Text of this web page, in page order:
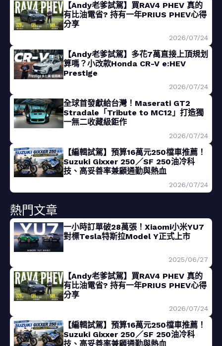
【Andy老爹試駕】買RAV4 PHEV 真的
有比油電省? 持有一年PRIUS PHEV心得
分享
2026/07/24
【Andy老爹試駕】多花7萬直接上頂規划
算嗎？小改款Honda CR-V e:HEV
Prestige
2026/07/24
全球首發獻給台灣！Maserati GT2
Stradale「Tribute to MC12」打造獨
一無二收藏級鉅作
2026/07/24
【編輯試駕】預算16萬元250檔車推薦！
Suzuki Gixxer 250／SF 250油冷科
技、高妥善率兼顧通勤與熱血
2026/07/24
熱門文章
一小時訂單破28萬張！Xiaomi小米YU7
對標Tesla特斯拉Model Y正式上市
2025/06/27
【Andy老爹試駕】買RAV4 PHEV 真的
有比油電省? 持有一年PRIUS PHEV心得
分享
2026/07/24
【編輯試駕】預算16萬元250檔車推薦！
Suzuki Gixxer 250／SF 250油冷科
技、高妥善率兼顧通勤與熱血